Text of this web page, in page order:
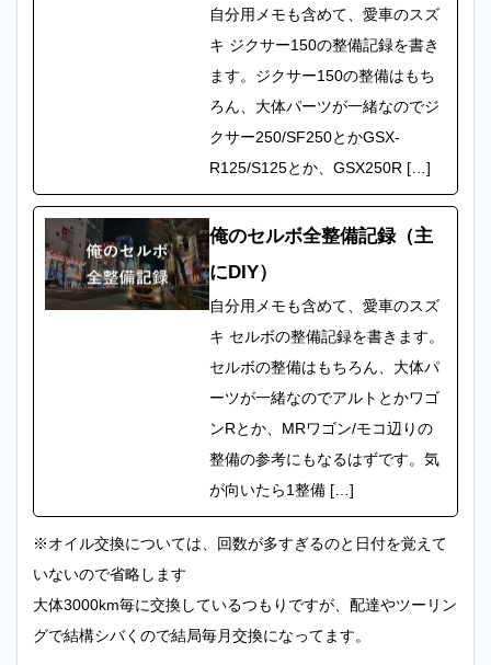
自分用メモも含めて、愛車のスズ
キ ジクサー150の整備記録を書き
ます。ジクサー150の整備はもち
ろん、大体パーツが一緒なのでジ
クサー250/SF250とかGSX-
R125/S125とか、GSX250R […]
俺のセルボ全整備記録（主
にDIY）
自分用メモも含めて、愛車のスズ
キ セルボの整備記録を書きます。
セルボの整備はもちろん、大体パ
ーツが一緒なのでアルトとかワゴ
ンRとか、MRワゴン/モコ辺りの
整備の参考にもなるはずです。気
が向いたら1整備 […]
※オイル交換については、回数が多すぎるのと日付を覚えて
いないので省略します
大体3000km毎に交換しているつもりですが、配達やツーリン
グで結構シバくので結局毎月交換になってます。